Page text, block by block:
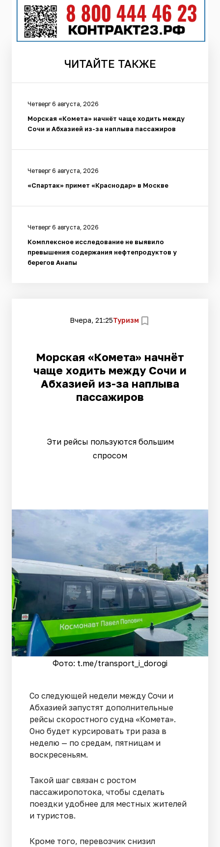
ЧИТАЙТЕ ТАКЖЕ
Четверг 6 августа, 2026
Морская «Комета» начнёт чаще ходить между
Сочи и Абхазией из-за наплыва пассажиров
Четверг 6 августа, 2026
«Спартак» примет «Краснодар» в Москве
Четверг 6 августа, 2026
Комплексное исследование не выявило
превышения содержания нефтепродуктов у
берегов Анапы
Вчера, 21:25Туризм
Морская «Комета» начнёт
чаще ходить между Сочи и
Абхазией из-за наплыва
пассажиров
Эти рейсы пользуются большим
спросом
Фото: t.me/transport_i_dorogi
Со следующей недели между Сочи и
Абхазией запустят дополнительные
рейсы скоростного судна «Комета».
Оно будет курсировать три раза в
неделю — по средам, пятницам и
воскресеньям.
Такой шаг связан с ростом
пассажиропотока, чтобы сделать
поездки удобнее для местных жителей
и туристов.
Кроме того, перевозчик снизил